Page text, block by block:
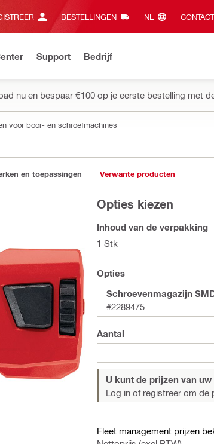
BESTELLINGEN NL‎ CONTACT‎
Support Bedrijf
nu en bespaar €100 op je eerste bestelling met
voor boor- en schroefmachines
en toepassingen Verwante producten
Opties kiezen
Inhoud van de verpakking
1 Stk
Opties
Schroevenmagazijn
#2289475
Aantal
U kunt de prijzen van
Log in of registreer om de
Fleet management prijzen